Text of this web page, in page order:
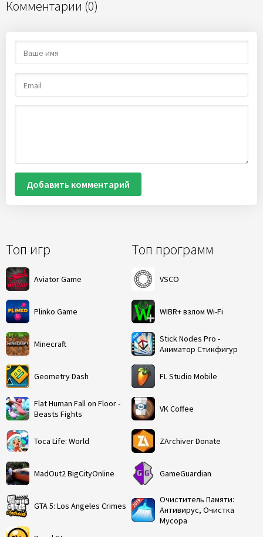
Топ игр
Aviator Game
Plinko Game
Minecraft
Geometry Dash
Flat Human Fall on Floor -
Beasts Fights
Toca Life: World
MadOut2 BigCityOnline
GTA 5: Los Angeles Crimes
Топ программ
VSCO
WIBR+ взлом Wi-Fi
Stick Nodes Pro -
Аниматор Стикфигур
FL Studio Mobile
VK Coffee
ZArchiver Donate
GameGuardian
Очиститель Памяти:
Антивирус, Очистка
Мусора
Комментарии (0)
Добавить комментарий